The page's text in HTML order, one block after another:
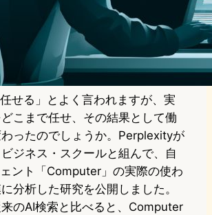
任せる」とよく言われますが、実
こまで任せ、その結果として働
ったのでしょうか。Perplexityが
ジネス・スクールと組んで、自
ント「Computer」の実際の使わ
分析した研究を公開しました。
のAI検索と比べると、Computer